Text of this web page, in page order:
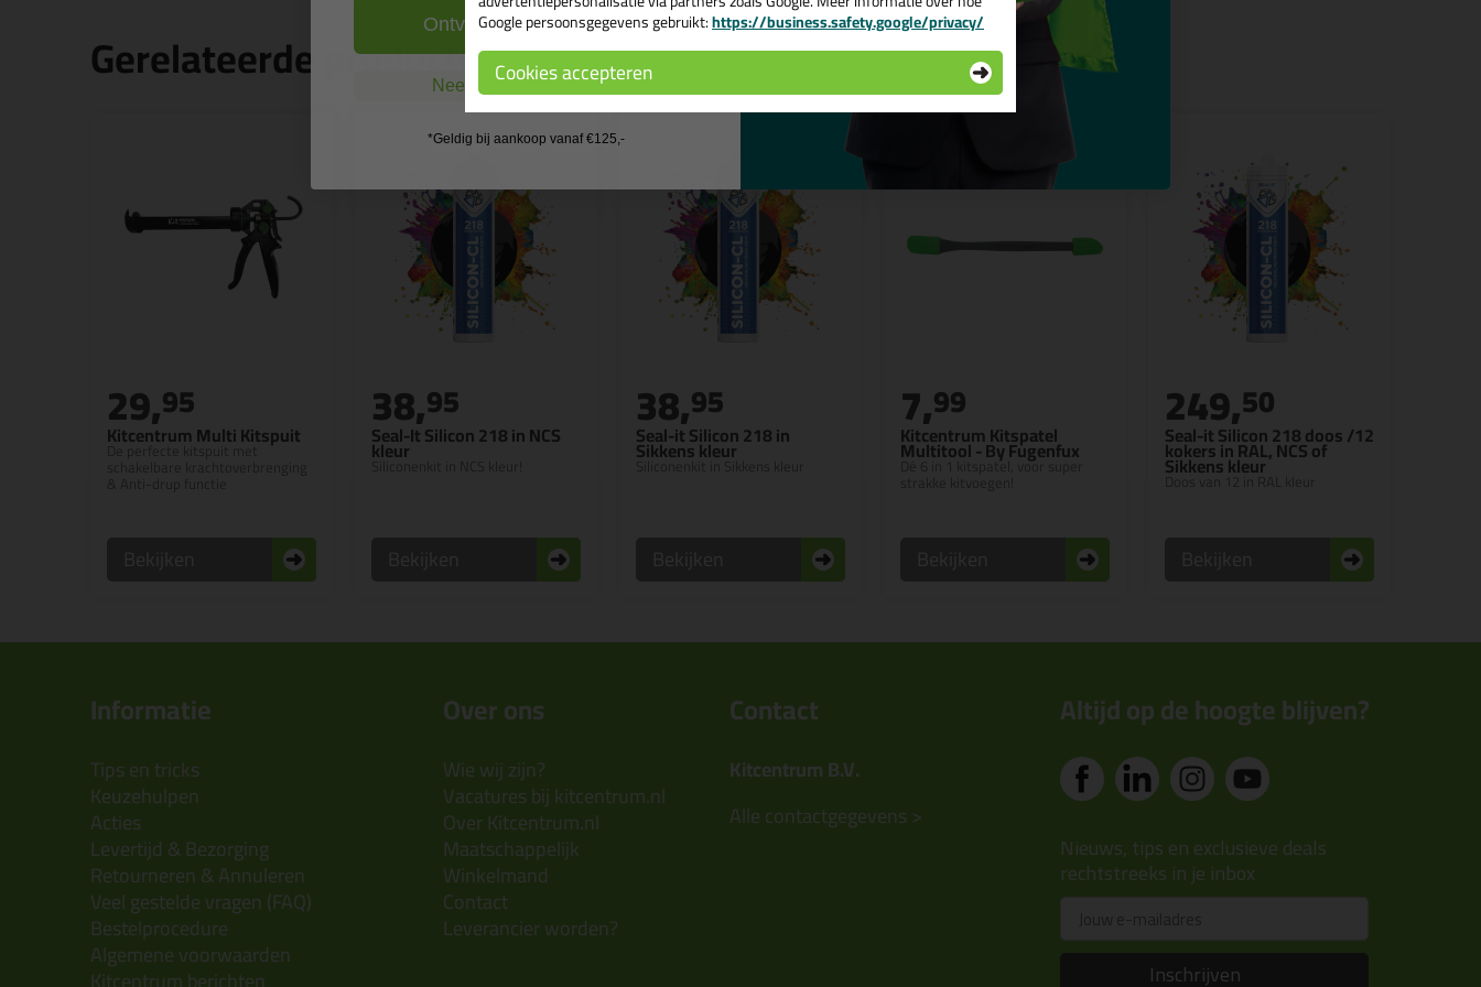
Gerelateerde producten
Kitcentrum Multi Kitspuit
De perfecte kitspuit met
29,95
Seal-It Silicon 218 in NCS
kleur
Siliconenkit in NCS kleur!
38,95
Seal-it Silicon 218 in
Sikkens kleur
Siliconenkit in Sikkens kleur
38,95
Kitcentrum Kitspatel
Multitool - By Fugenfux
Dé 6 in 1 kitspatel, voor super
7,99
Seal-it Silicon 218 doos /12
kokers in RAL, NCS of
Sikkens kleur
Doos van 12 in RAL kleur
249,50
Informatie
Tips en tricks
Keuzehulpen
Acties
Levertijd & Bezorging
Retourneren & Annuleren
Veel gestelde vragen (FAQ)
Bestelprocedure
Algemene voorwaarden
Over ons
Wie wij zijn?
Vacatures bij kitcentrum.nl
Over Kitcentrum.nl
Maatschappelijk
Winkelmand
Contact
Leverancier worden?
Contact
Kitcentrum B.V.
Alle contactgegevens >
Altijd op de hoogte blijven?
Nieuws, tips en exclusieve deals
rechtstreeks in je inbox
Inschrijven
Google persoonsgegevens gebruikt:https://business.safety.google/privacy/
Cookies accepteren
Ontvang de actiecode ›
Nee, ik wil geen cadeau
*Geldig bij aankoop vanaf €125,-